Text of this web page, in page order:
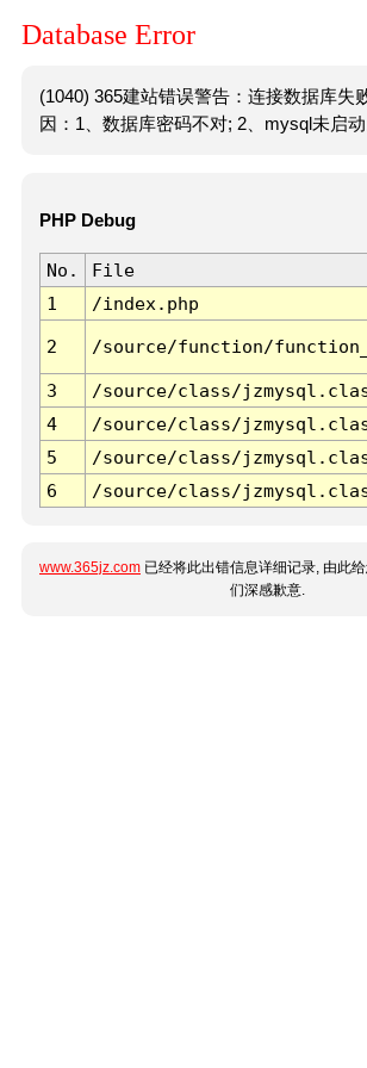
Database Error
(1040) 365建站错误警告：连接数据库失
因：1、数据库密码不对; 2、mysql未启动
PHP Debug
No. File
1
/index.php
2 /source/function/
3 /source/class/
4
/source/class/
5
/source/class/
6
/source/class/
www.365jz.com 已经将此出错信息详细记录, 由此
们深感歉意.